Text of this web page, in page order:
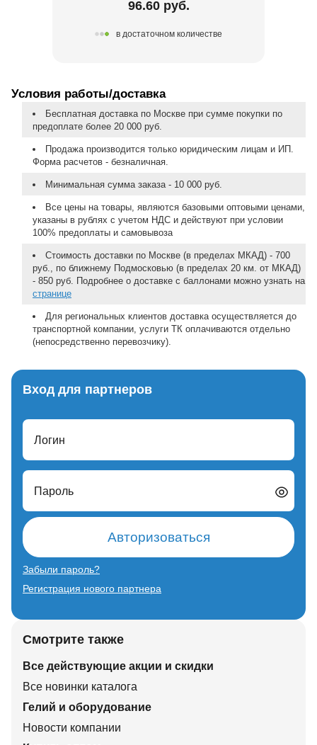
96.60 руб.
в достаточном количестве
Условия работы/доставка
Бесплатная доставка по Москве при сумме покупки по
предоплате более 20 000 руб.
Продажа производится только юридическим лицам и ИП.
Форма расчетов - безналичная.
Минимальная сумма заказа - 10 000 руб.
Все цены на товары, являются базовыми оптовыми ценами,
указаны в рублях с учетом НДС и действуют при условии
100% предоплаты и самовывоза
Стоимость доставки по Москве (в пределах МКАД) - 700
руб., по ближнему Подмосковью (в пределах 20 км. от МКАД)
- 850 руб. Подробнее о доставке с баллонами можно узнать на
странице
Для региональных клиентов доставка осуществляется до
транспортной компании, услуги ТК оплачиваются отдельно
(непосредственно перевозчику).
Вход для партнеров
Логин
Пароль
Авторизоваться
Забыли пароль?
Регистрация нового партнера
Смотрите также
Все действующие акции и скидки
Все новинки каталога
Гелий и оборудование
Новости компании